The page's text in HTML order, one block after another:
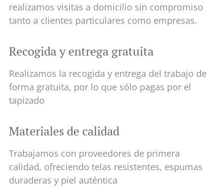
realizamos visitas a domicilio sin compromiso
tanto a clientes particulares como empresas.
Recogida y entrega gratuita
Realizamos la recogida y entrega del trabajo de
forma gratuita, por lo que sólo pagas por el
tapizado
Materiales de calidad
Trabajamos con proveedores de primera
calidad, ofreciendo telas resistentes, espumas
duraderas y piel auténtica